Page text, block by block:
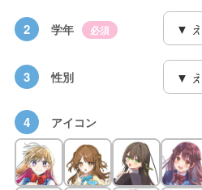
2 学年 必須
3 性別
4 アイコン